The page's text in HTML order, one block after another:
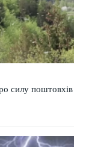
силу поштовхів